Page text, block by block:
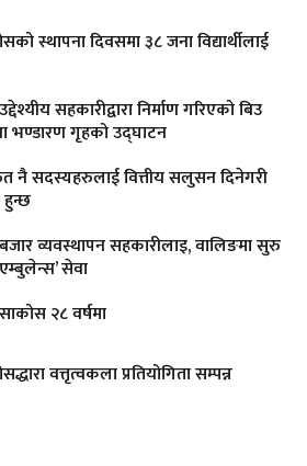
स्थापना दिवसमा ३८ जना विद्यार्थीलाई
सहकारीद्वारा निर्माण गरिएको बिउ
भण्डारण गृहको उद्घाटन
नै सदस्यहरुलाई वित्तीय सलुसन दिनेगरी
हुन्छ
व्यवस्थापन सहकारीलाइ, वालिङमा सुरु
सेवा
२८ वर्षमा
वत्तृत्वकला प्रतियोगिता सम्पन्न